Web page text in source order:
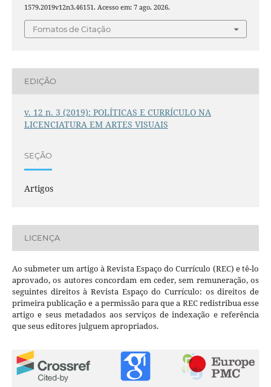
1579.2019v12n3.46151. Acesso em: 7 ago. 2026.
Fomatos de Citação
EDIÇÃO
v. 12 n. 3 (2019): POLÍTICAS E CURRÍCULO NA
LICENCIATURA EM ARTES VISUAIS
SEÇÃO
Artigos
LICENÇA
Ao submeter um artigo à Revista Espaço do Currículo (REC) e tê-lo
aprovado, os autores concordam em ceder, sem remuneração, os
seguintes direitos à Revista Espaço do Currículo: os direitos de
primeira publicação e a permissão para que a REC redistribua esse
artigo e seus metadados aos serviços de indexação e referência
que seus editores julguem apropriados.